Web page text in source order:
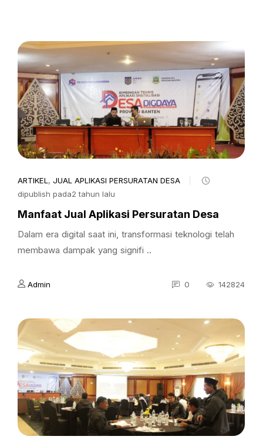
ARTIKEL , JUAL APLIKASI PERSURATAN DESA
dipublish pada2 tahun lalu
Manfaat Jual Aplikasi Persuratan Desa
Dalam era digital saat ini, transformasi teknologi telah
membawa dampak yang signifi ..
Admin 0 142824